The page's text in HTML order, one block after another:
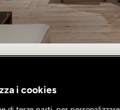
i cookies